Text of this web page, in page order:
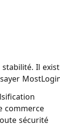
Il
commerce
sécurité